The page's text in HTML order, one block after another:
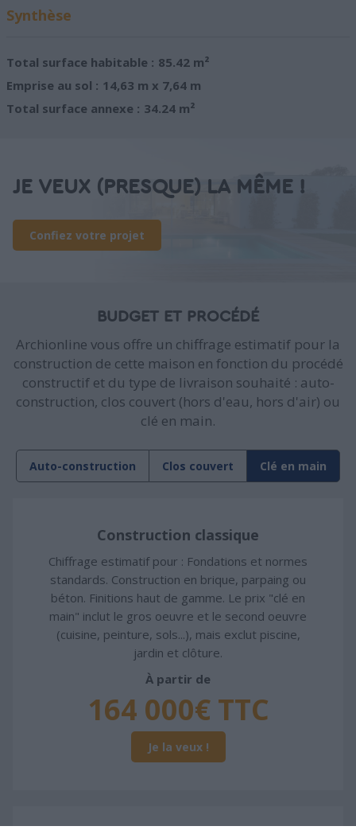
Synthèse
Total surface habitable : 85.42 m²
Emprise au sol : 14,63 m x 7,64 m
Total surface annexe : 34.24 m²
JE VEUX (PRESQUE) LA MÊME !
Confiez votre projet
BUDGET ET PROCÉDÉ
Archionline vous offre un chiffrage estimatif pour la
construction de cette maison en fonction du procédé
constructif et du type de livraison souhaité : auto-
construction, clos couvert (hors d'eau, hors d'air) ou
clé en main.
Auto-construction Clos couvert Clé en main
Construction classique
Chiffrage estimatif pour : Fondations et normes
standards. Construction en brique, parpaing ou
béton. Finitions haut de gamme. Le prix "clé en
main" inclut le gros oeuvre et le second oeuvre
(cuisine, peinture, sols...), mais exclut piscine,
jardin et clôture.
À partir de
164 000€ TTC
Je la veux !